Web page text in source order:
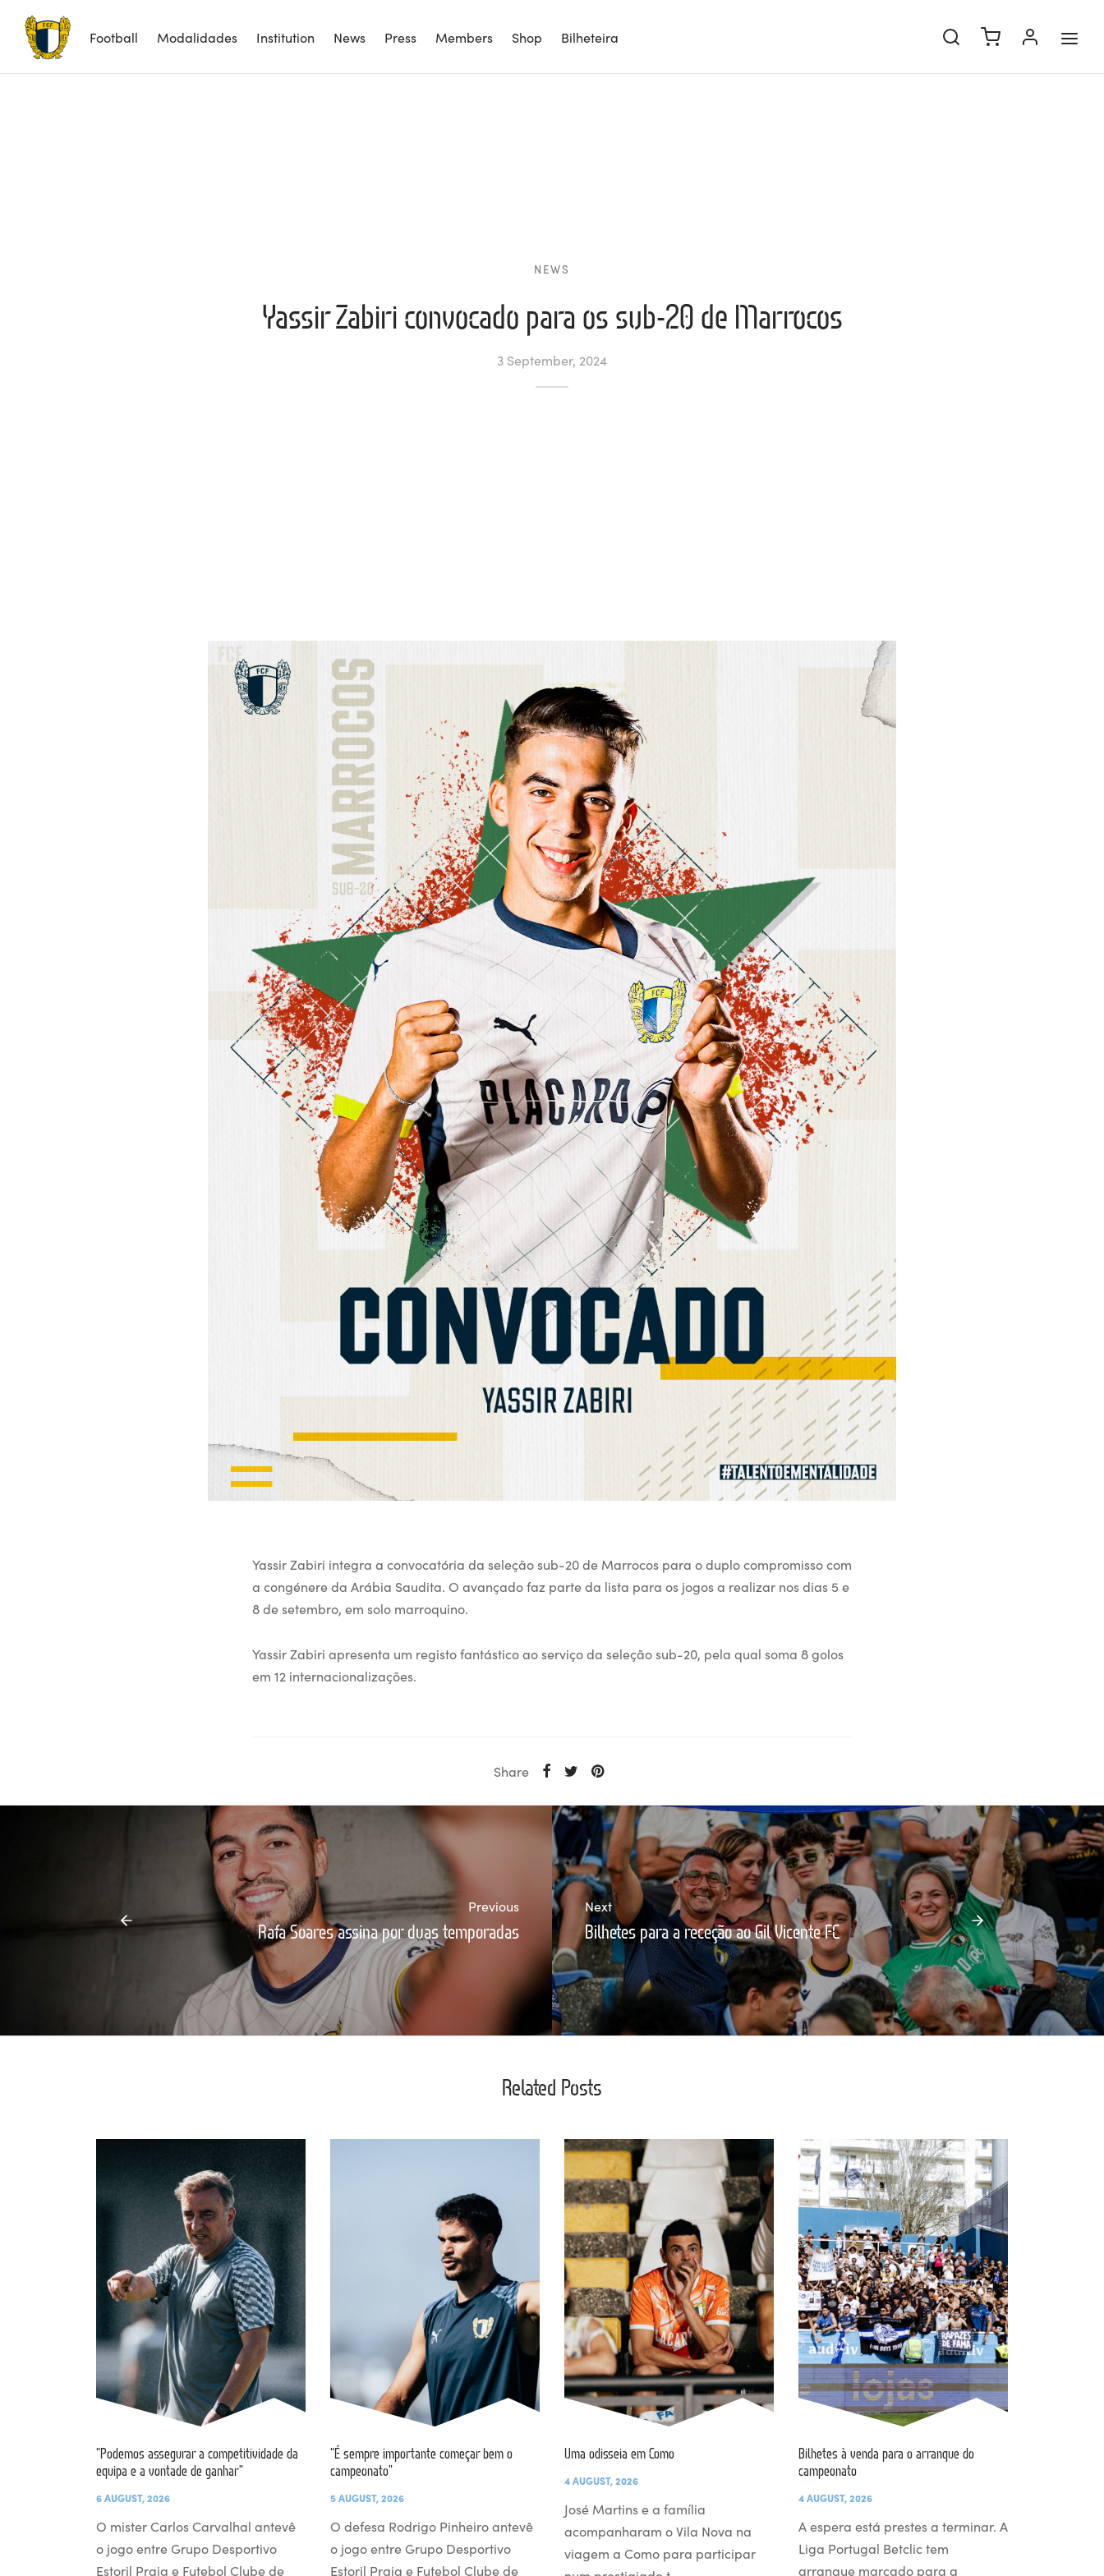
Football Modalidades Institution News Press Members Shop Bilheteira
NEWS
Yassir Zabiri convocado para os sub-20 de Marrocos
3 September, 2024
Yassir Zabiri integra a convocatória da seleção sub-20 de Marrocos para o duplo compromisso com
a congénere da Arábia Saudita. O avançado faz parte da lista para os jogos a realizar nos dias 5 e
8 de setembro, em solo marroquino.
Yassir Zabiri apresenta um registo fantástico ao serviço da seleção sub-20, pela qual soma 8 golos
em 12 internacionalizações.
Share
Previous
Rafa Soares assina por duas temporadas
Next
Bilhetes para a receção ao Gil Vicente FC
Related Posts
“Podemos assegurar a competitividade da
equipa e a vontade de ganhar”
6 AUGUST, 2026
O mister Carlos Carvalhal antevê
o jogo entre Grupo Desportivo
Estoril Praia e Futebol Clube de
“É sempre importante começar bem o
campeonato”
5 AUGUST, 2026
O defesa Rodrigo Pinheiro antevê
o jogo entre Grupo Desportivo
Estoril Praia e Futebol Clube de
Uma odisseia em Como
4 AUGUST, 2026
José Martins e a família
acompanharam o Vila Nova na
viagem a Como para participar
Bilhetes à venda para o arranque do
campeonato
4 AUGUST, 2026
A espera está prestes a terminar. A
Liga Portugal Betclic tem
arranque marcado para a